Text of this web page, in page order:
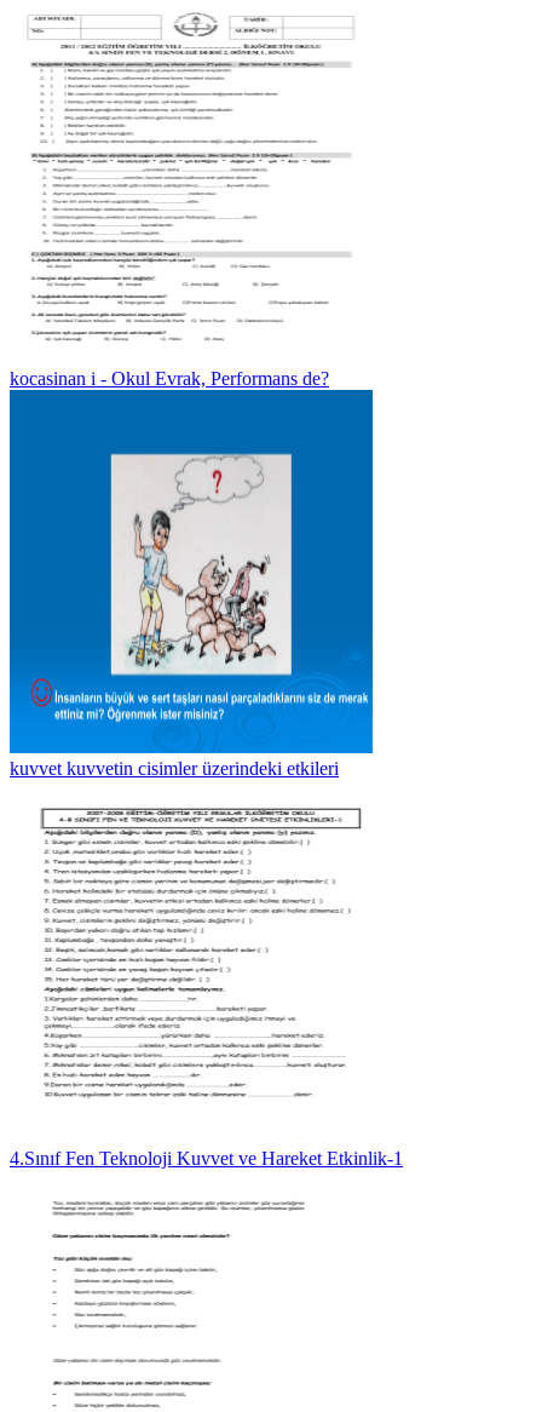
kocasinan i - Okul Evrak, Performans de?
kuvvet kuvvetin cisimler üzerindeki etkileri
4.Sınıf Fen Teknoloji Kuvvet ve Hareket Etkinlik-1